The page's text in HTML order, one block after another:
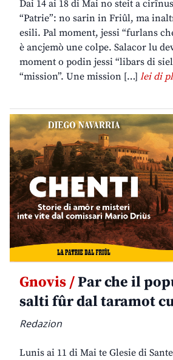
Dai 14 ai 18 di Mai no steit a
“Patrie”: no sarin in Friûl, ma
esili. Pal moment, jessi “furlans
è ancjemò une colpe. Salacor lu
moment o podin jessi “libars di
“mission”. Une mission […] lei di
Gnovis /Par che il
salti fûr dal taramot
Redazion
Lunis ai 11 di Mai te Glesie di